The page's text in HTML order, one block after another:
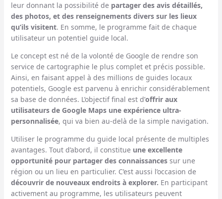
leur donnant la possibilité de partager des avis détaillés,
des photos, et des renseignements divers sur les lieux
qu’ils visitent. En somme, le programme fait de chaque
utilisateur un potentiel guide local.
Le concept est né de la volonté de Google de rendre son
service de cartographie le plus complet et précis possible.
Ainsi, en faisant appel à des millions de guides locaux
potentiels, Google est parvenu à enrichir considérablement
sa base de données. L’objectif final est d’offrir aux
utilisateurs de Google Maps une expérience ultra-
personnalisée, qui va bien au-delà de la simple navigation.
Utiliser le programme du guide local présente de multiples
avantages. Tout d’abord, il constitue une excellente
opportunité pour partager des connaissancessur une
région ou un lieu en particulier. C’est aussi l’occasion de
découvrir de nouveaux endroits à explorer. En participant
activement au programme, les utilisateurs peuvent